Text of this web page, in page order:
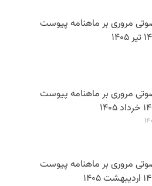
مروری بر ماهنامه پیوست
مروری بر ماهنامه پیوست
مروری بر ماهنامه پیوست